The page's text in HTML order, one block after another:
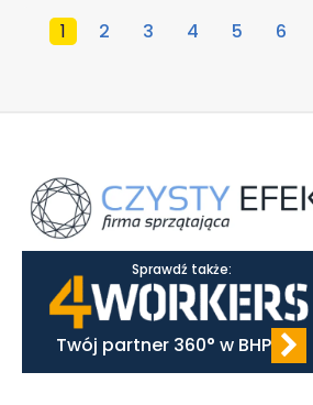
1 2 3 4 5 6
Sprawdź także:
Twój partner 360° w BHP